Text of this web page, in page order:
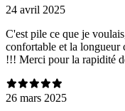
24 avril 2025
C'est pile ce que je
confortable et la longueur
!!! Merci pour la rapidité
26 mars 2025